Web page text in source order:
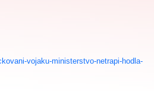
vojaku-ministerstvo-netrapi-hodla-